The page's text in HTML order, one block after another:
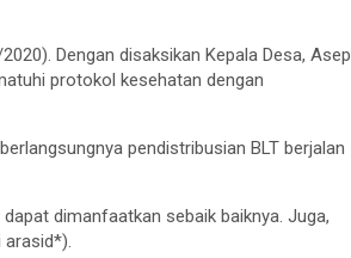
Dengan disaksikan Kepala Desa, Asep
protokol kesehatan dengan
pendistribusian BLT berjalan
dimanfaatkan sebaik baiknya. Juga,
arasid*).